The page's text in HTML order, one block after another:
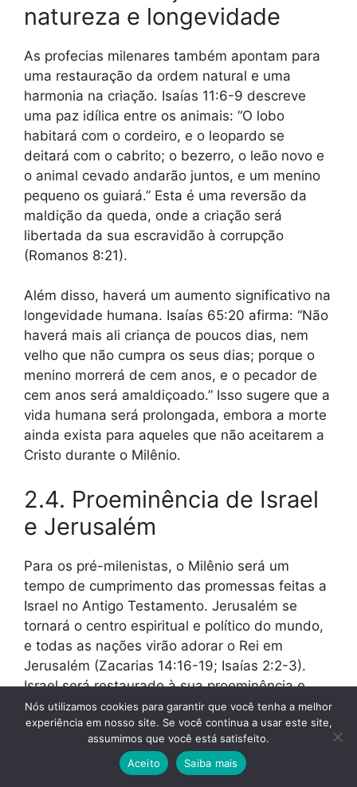
natureza e longevidade
As profecias milenares também apontam para
uma restauração da ordem natural e uma
harmonia na criação. Isaías 11:6-9 descreve
uma paz idílica entre os animais: “O lobo
habitará com o cordeiro, e o leopardo se
deitará com o cabrito; o bezerro, o leão novo e
o animal cevado andarão juntos, e um menino
pequeno os guiará.” Esta é uma reversão da
maldição da queda, onde a criação será
libertada da sua escravidão à corrupção
(Romanos 8:21).
Além disso, haverá um aumento significativo na
longevidade humana. Isaías 65:20 afirma: “Não
haverá mais ali criança de poucos dias, nem
velho que não cumpra os seus dias; porque o
menino morrerá de cem anos, e o pecador de
cem anos será amaldiçoado.” Isso sugere que a
vida humana será prolongada, embora a morte
ainda exista para aqueles que não aceitarem a
Cristo durante o Milênio.
2.4. Proeminência de Israel
e Jerusalém
Para os pré-milenistas, o Milênio será um
tempo de cumprimento das promessas feitas a
Israel no Antigo Testamento. Jerusalém se
tornará o centro espiritual e político do mundo,
e todas as nações virão adorar o Rei em
Jerusalém (Zacarias 14:16-19; Isaías 2:2-3).
Israel será restaurado à sua proeminência e
cumprirá seu papel como nação sacerdotal,
levando o conhecimento de Deus às nações.
Ezequiel 40-48 descreve um templo milenar
Nós utilizamos cookies para garantir que você tenha a melhor
experiência em nosso site. Se você continua a usar este site,
assumimos que você está satisfeito.
Aceito
Saiba mais